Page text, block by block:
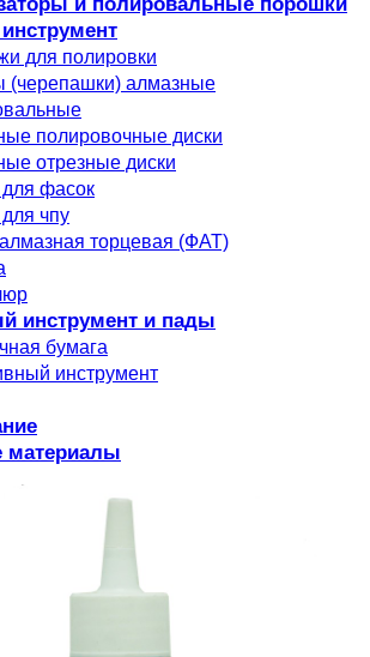
для полировки
(черепашки) алмазные
полировочные диски
отрезные диски
фасок
чпу
торцевая (ФАТ)
инструмент и пады
бумага
инструмент
материалы